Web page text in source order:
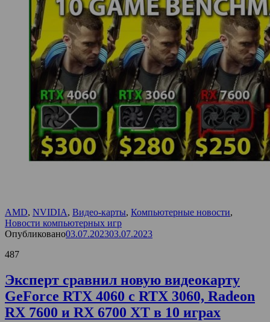
AMD, NVIDIA, Видео-карты, Компьютерные новости,
Новости компьютерных игр
Опубликовано03.07.202303.07.2023
487
Эксперт сравнил новую видеокарту
GeForce RTX 4060 с RTX 3060, Radeon
RX 7600 и RX 6700 XT в 10 играх